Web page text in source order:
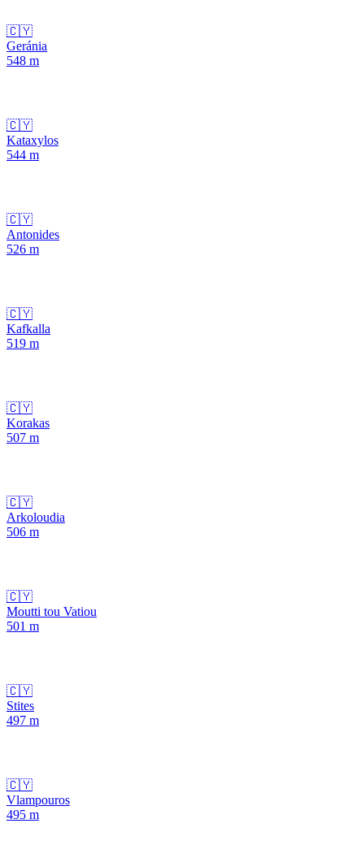
🇨🇾
Geránia
548 m
🇨🇾
Kataxylos
544 m
🇨🇾
Antonides
526 m
🇨🇾
Kafkalla
519 m
🇨🇾
Korakas
507 m
🇨🇾
Arkoloudia
506 m
🇨🇾
Moutti tou Vatiou
501 m
🇨🇾
Stites
497 m
🇨🇾
Vlampouros
495 m